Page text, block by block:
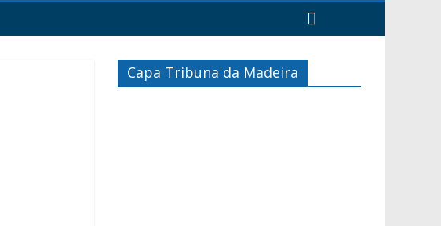
Capa Tribuna da Madeira